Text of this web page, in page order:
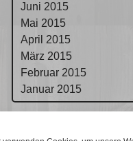
Juni 2015
Mai 2015
April 2015
März 2015
Februar 2015
Januar 2015